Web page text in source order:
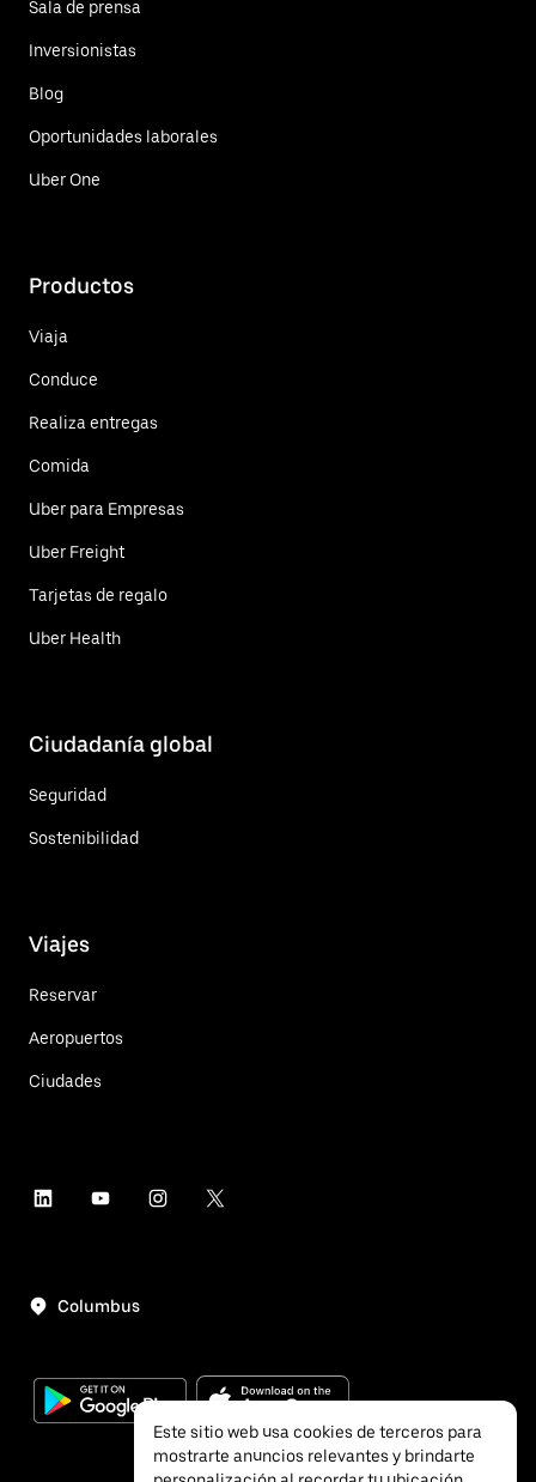
Sala de prensa
Inversionistas
Blog
Oportunidades laborales
Uber One
Productos
Viaja
Conduce
Realiza entregas
Comida
Uber para Empresas
Uber Freight
Tarjetas de regalo
Uber Health
Ciudadanía global
Seguridad
Sostenibilidad
Viajes
Reservar
Aeropuertos
Ciudades
Columbus
Este sitio web usa cookies de terceros para
mostrarte anuncios relevantes y brindarte